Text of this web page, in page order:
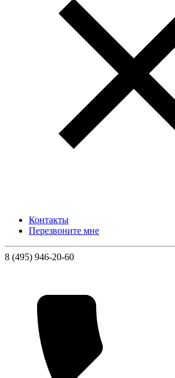
Контакты
Перезвоните мне
8 (495) 946-20-60